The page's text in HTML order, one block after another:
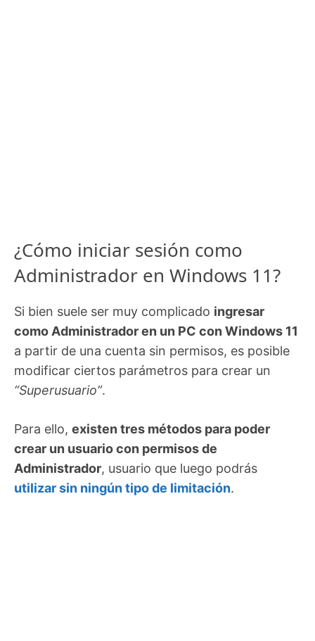
¿Cómo iniciar sesión como
Administrador en Windows 11?
Si bien suele ser muy complicado ingresar
como Administrador en un PC con Windows 11
a partir de una cuenta sin permisos, es posible
modificar ciertos parámetros para crear un
“Superusuario”.
Para ello, existen tres métodos para poder
crear un usuario con permisos de
Administrador, usuario que luego podrás
utilizar sin ningún tipo de limitación.